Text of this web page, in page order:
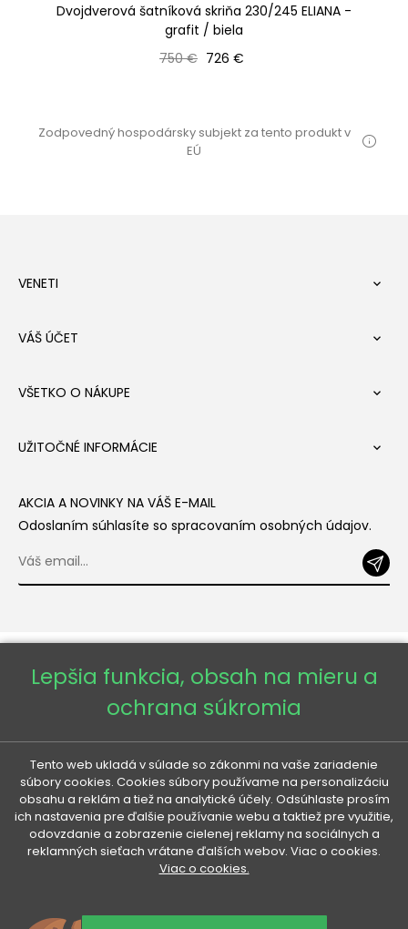
Dvojdverová šatníková skriňa 230/245 ELIANA -
grafit / biela
Bežná cena
750 € Cena
726 €
Zodpovedný hospodársky subjekt za tento produkt v
EÚ
VENETI 
VÁŠ ÚČET 
VŠETKO O NÁKUPE 
UŽITOČNÉ INFORMÁCIE 
AKCIA A NOVINKY NA VÁŠ E-MAIL
Odoslaním súhlasíte so spracovaním osobných údajov.
Copyright © 2026 - Veneti™
Veneti SK
Veneti CZ
Lepšia funkcia, obsah na mieru a
ochrana súkromia
Tento web ukladá v súlade so zákonmi na vaše zariadenie
súbory cookies. Cookies súbory používame na personalizáciu
obsahu a reklám a tiež na analytické účely. Odsúhlaste prosím
ich nastavenia pre ďalšie používanie webu a taktiež pre využitie,
odovzdanie a zobrazenie cielenej reklamy na sociálnych a
reklamných sieťach vrátane ďalších webov. Viac o cookies.
Viac o cookies.